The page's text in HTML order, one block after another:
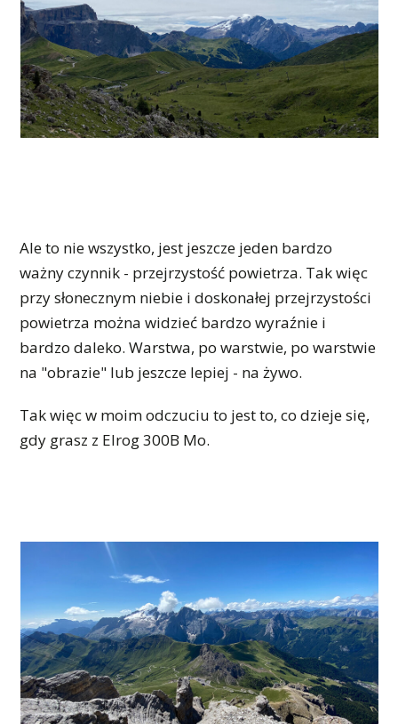
Ale to nie wszystko, jest jeszcze jeden bardzo
ważny czynnik - przejrzystość powietrza. Tak więc
przy słonecznym niebie i doskonałej przejrzystości
powietrza można widzieć bardzo wyraźnie i
bardzo daleko. Warstwa, po warstwie, po warstwie
na "obrazie" lub jeszcze lepiej - na żywo.
Tak więc w moim odczuciu to jest to, co dzieje się,
gdy grasz z Elrog 300B Mo.